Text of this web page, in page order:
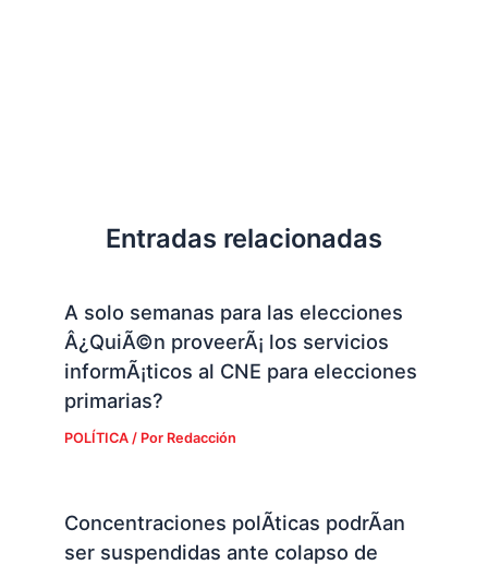
Entradas relacionadas
A solo semanas para las elecciones
Â¿QuiÃ©n proveerÃ¡ los servicios
informÃ¡ticos al CNE para elecciones
primarias?
POLÍTICA/ Por Redacción
Concentraciones polÃ­ticas podrÃ­an
ser suspendidas ante colapso de